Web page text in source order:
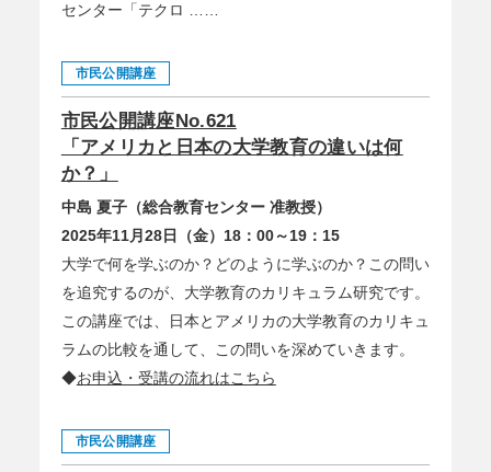
センター「テクロ ……
市民公開講座
市民公開講座No.621
「アメリカと日本の大学教育の違いは何
か？」
中島 夏子（総合教育センター 准教授）
2025年11月28日（金）18：00～19：15
大学で何を学ぶのか？どのように学ぶのか？この問い
を追究するのが、大学教育のカリキュラム研究です。
この講座では、日本とアメリカの大学教育のカリキュ
ラムの比較を通して、この問いを深めていきます。
◆お申込・受講の流れはこちら
市民公開講座